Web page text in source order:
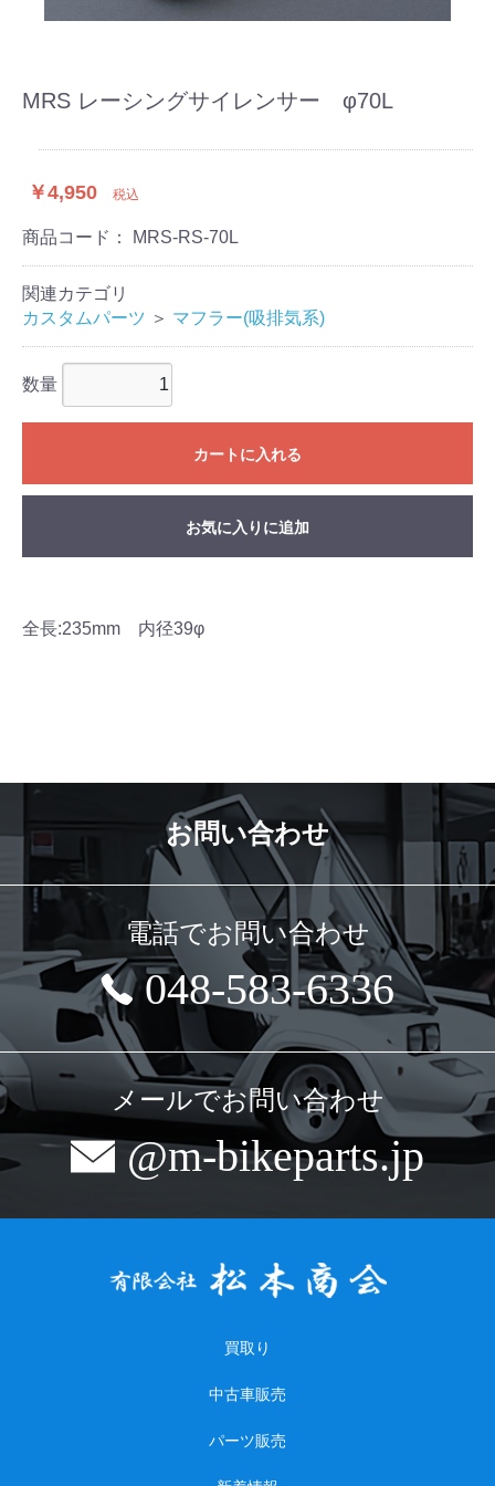
MRS レーシングサイレンサー φ70L
￥4,950 税込
商品コード： MRS-RS-70L
関連カテゴリ
カスタムパーツ ＞ マフラー(吸排気系)
数量
カートに入れる
お気に入りに追加
全長:235mm 内径39φ
お問い合わせ
電話でお問い合わせ
048-583-6336
メールでお問い合わせ
@m-bikeparts.jp
買取り
中古車販売
パーツ販売